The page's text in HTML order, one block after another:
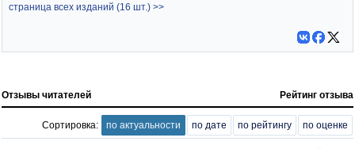
страница всех изданий (16 шт.) >>
Отзывы читателей Рейтинг отзыва
Сортировка: по актуальности по дате по рейтингу по оценке